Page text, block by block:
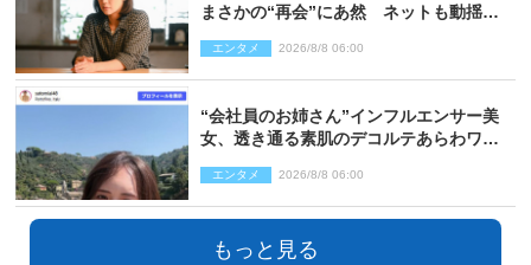
まさかの“再会”にあ然 ネットも動揺
レあり）
エンタメ 2026/8/8 06:00
“会社員のお姉さん”インフルエンサー美
女、透き通る素肌のデコルテあらわワン
エンタメ 2026/8/8 06:00
もっと見る